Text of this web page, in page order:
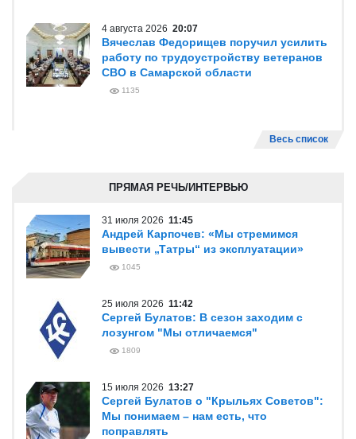
4 августа 2026 20:07
Вячеслав Федорищев поручил усилить
работу по трудоустройству ветеранов
СВО в Самарской области
1135
Весь список
ПРЯМАЯ РЕЧЬ/ИНТЕРВЬЮ
31 июля 2026 11:45
Андрей Карпочев: «Мы стремимся
вывести „Татры“ из эксплуатации»
1045
25 июля 2026 11:42
Сергей Булатов: В сезон заходим с
лозунгом "Мы отличаемся"
1809
15 июля 2026 13:27
Сергей Булатов о "Крыльях Советов":
Мы понимаем – нам есть, что
поправлять